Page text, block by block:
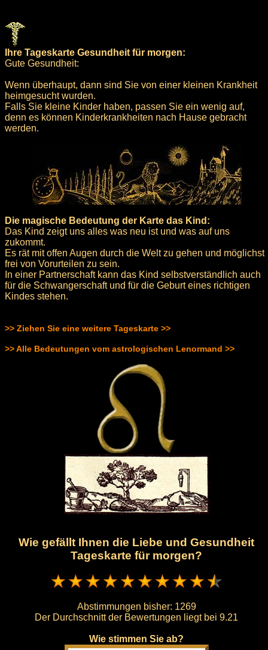
Ihre Tageskarte Gesundheit für morgen:
Gute Gesundheit:
Wenn überhaupt, dann sind Sie von einer kleinen Krankheit
heimgesucht wurden.
Falls Sie kleine Kinder haben, passen Sie ein wenig auf,
denn es können Kinderkrankheiten nach Hause gebracht
werden.
Die magische Bedeutung der Karte das Kind:
Das Kind zeigt uns alles was neu ist und was auf uns
zukommt.
Es rät mit offen Augen durch die Welt zu gehen und möglichst
frei von Vorurteilen zu sein.
In einer Partnerschaft kann das Kind selbstverständlich auch
für die Schwangerschaft und für die Geburt eines richtigen
Kindes stehen.
>> Ziehen Sie eine weitere Tageskarte >>
>> Alle Bedeutungen vom astrologischen Lenormand >>
Wie gefällt Ihnen die Liebe und Gesundheit
Tageskarte für morgen?
Abstimmungen bisher: 1269
Der Durchschnitt der Bewertungen liegt bei 9.21
Wie stimmen Sie ab?